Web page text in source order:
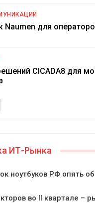
для
CICADA8 для
ИТ-Рынка
ноутбуков РФ опять
во II квартале –